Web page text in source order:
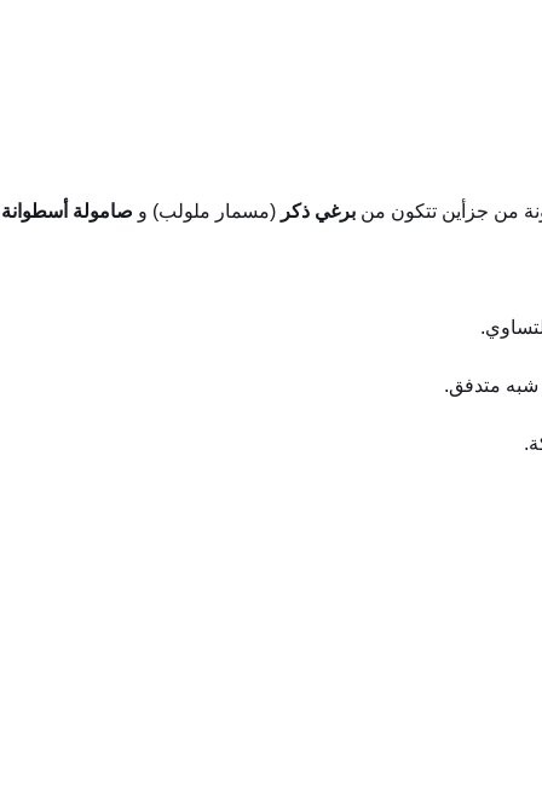
من جزأين تتكون من برغي ذكر (مسمار ملولب) و صامولة أسطوانة
شبه متدفق.